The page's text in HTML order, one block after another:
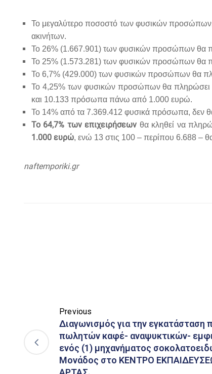
Το μεγαλύτερο ποσοστό των φυσικών
ακινήτων.
Το 26% (1.667.901) των φυσικών προσώπων θα
Το 25% (1.573.281) των φυσικών προσώπων θα
Το 6,7% (429.000) των φυσικών προσώπων θα
Το 4,25% των φυσικών προσώπων θα πληρώσει
και 10.133 πρόσωπα πάνω από 1.000 ευρώ.
Το 14% από τα 7.369.412 φυσικά πρόσωπα, δεν
Το 64,7% των επιχειρήσεων θα κληθεί να
1.000 ευρώ, ενώ 13 στις 100 – περίπου 6.688 –
naftemporiki.gr
Previous
Διαγωνισμός για την εγκατάσταση
πωλητών καφέ- αναψυκτικών-
ενός (1) μηχανήματος
Μονάδος στο ΚΕΝΤΡΟ